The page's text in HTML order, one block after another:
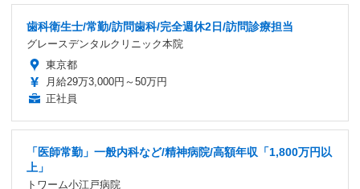
歯科衛生士/常勤/訪問歯科/完全週休2日/訪問診療担当
グレースデンタルクリニック本院
東京都
月給29万3,000円～50万円
正社員
「医師常勤」一般内科など/精神病院/高額年収「1,800万円以
上」
トワーム小江戸病院